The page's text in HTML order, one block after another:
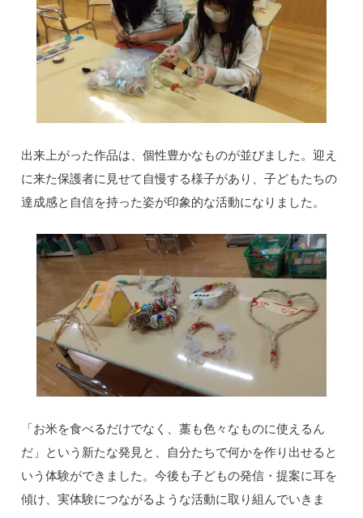
出来上がった作品は、個性豊かなものが並びました。迎え
に来た保護者に見せて自慢する様子があり、子どもたちの
達成感と自信を持った姿が印象的な活動になりました。
「お米を食べるだけでなく、藁も色々なものに使えるん
だ」という新たな発見と、自分たちで何かを作り出せると
いう体験ができました。今後も子どもの発信・提案に耳を
傾け、実体験につながるような活動に取り組んでいきま